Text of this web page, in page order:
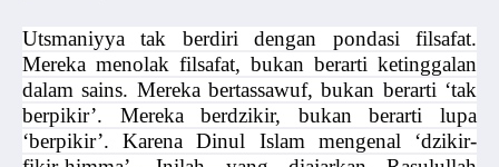
Utsmaniyya tak berdiri dengan pondasi filsafat.
Mereka menolak filsafat, bukan berarti ketinggalan
dalam sains. Mereka bertassawuf, bukan berarti ‘tak
berpikir’. Mereka berdzikir, bukan berarti lupa
‘berpikir’. Karena Dinul Islam mengenal ‘dzikir-